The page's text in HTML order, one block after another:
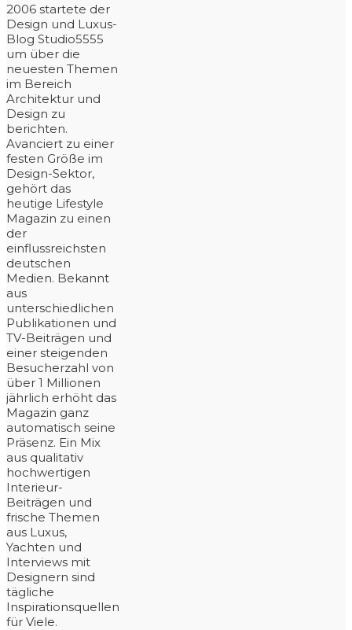
2006 startete der
Design und Luxus-
Blog Studio5555
um über die
neuesten Themen
im Bereich
Architektur und
Design zu
berichten.
Avanciert zu einer
festen Größe im
Design-Sektor,
gehört das
heutige Lifestyle
Magazin zu einen
der
einflussreichsten
deutschen
Medien. Bekannt
aus
unterschiedlichen
Publikationen und
TV-Beiträgen und
einer steigenden
Besucherzahl von
über 1 Millionen
jährlich erhöht das
Magazin ganz
automatisch seine
Präsenz. Ein Mix
aus qualitativ
hochwertigen
Interieur-
Beiträgen und
frische Themen
aus Luxus,
Yachten und
Interviews mit
Designern sind
tägliche
Inspirationsquellen
für Viele.